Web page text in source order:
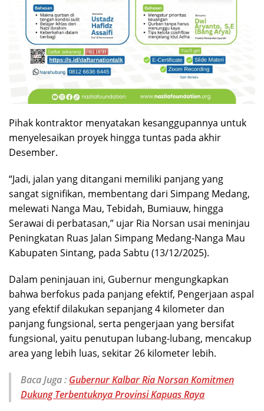
Pihak kontraktor menyatakan kesanggupannya untuk
menyelesaikan proyek hingga tuntas pada akhir
Desember.
“Jadi, ​jalan yang ditangani memiliki panjang yang
sangat signifikan, membentang dari Simpang Medang,
melewati Nanga Mau, Tebidah, Bumiauw, hingga
Serawai di perbatasan,” ujar Ria Norsan usai meninjau
Peningkatan Ruas Jalan Simpang Medang-Nanga Mau
Kabupaten Sintang, pada Sabtu (13/12/2025).
​Dalam peninjauan ini, Gubernur mengungkapkan
bahwa berfokus pada ​panjang efektif, Pengerjaan aspal
yang efektif dilakukan sepanjang 4 kilometer dan ​
panjang fungsional, serta pengerjaan yang bersifat
fungsional, yaitu penutupan lubang-lubang, mencakup
area yang lebih luas, sekitar 26 kilometer lebih.
Baca Juga : Gubernur Kalbar Ria Norsan Komitmen
Dukung Terbentuknya Provinsi Kapuas Raya